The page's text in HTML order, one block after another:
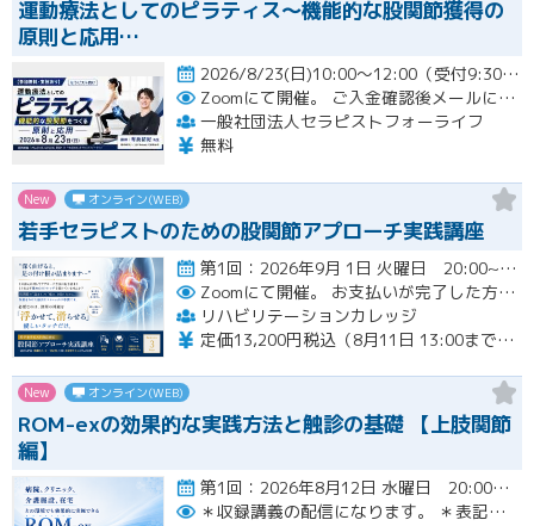
運動療法としてのピラティス〜機能的な股関節獲得の
原則と応用…
2026/8/23(日)10:00～12:00（受付9:30～）開催
Zoomにて開催。
ご入金確認後メールにてURLをお知らせいたします。
一般社団法人セラピストフォーライフ
無料
New オンライン(WEB)
若手セラピストのための股関節アプローチ実践講座
第1回：2026年9月 1日 火曜日 20:00~21:00 第2回：2026年9月15日 火曜日 20:00~2…開催
Zoomにて開催。
お支払いが完了した方のみzoomのリンクと資料が確認できるシステムとなっております。お支払いが確認できない場合は【自動キャンセル】となります。
リハビリテーションカレッジ
定価13,200円税込（8月11日 13:00までのお申し込みにて3,300円オフでご受講いただけます）
New オンライン(WEB)
ROM-exの効果的な実践方法と触診の基礎 【上肢関節
編】
第1回：2026年8月12日 水曜日 20:00~21:00 第2回：2026年8月19日 水曜日 20:00~21…開催
＊収録講義の配信になります。
＊表記された日時に限定して配信します。